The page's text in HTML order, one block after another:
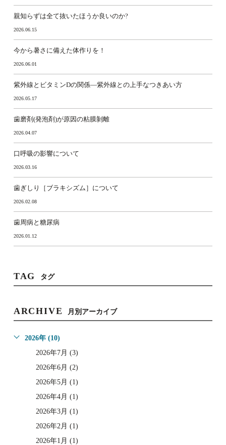
親知らずは全て抜いたほうか良いのか?
2026.06.15
今から暑さに備えた体作りを！
2026.06.01
紫外線とビタミンDの関係―紫外線との上手なつきあい方
2026.05.17
歯磨剤(発泡剤)が原因の粘膜剝離
2026.04.07
口呼吸の影響について
2026.03.16
歯ぎしり［ブラキシズム］について
2026.02.08
歯周病と糖尿病
2026.01.12
TAG タグ
ARCHIVE 月別アーカイブ
2026年 (10)
2026年7月 (3)
2026年6月 (2)
2026年5月 (1)
2026年4月 (1)
2026年3月 (1)
2026年2月 (1)
2026年1月 (1)